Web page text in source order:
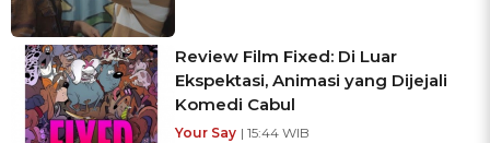
Review Film Fixed: Di Luar
Ekspektasi, Animasi yang Dijejali
Komedi Cabul
Your Say | 15:44 WIB